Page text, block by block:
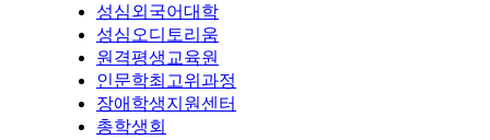
성심외국어대학
성심오디토리움
원격평생교육원
인문학최고위과정
장애학생지원센터
총학생회